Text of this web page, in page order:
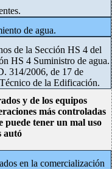
de agua.
de la Sección HS 4 del
HS 4 Suministro de agua.
314/2006, de 17 de
de la Edificación.
y de los equipos
más controladas
puede tener un mal uso
autó
en la comercialización